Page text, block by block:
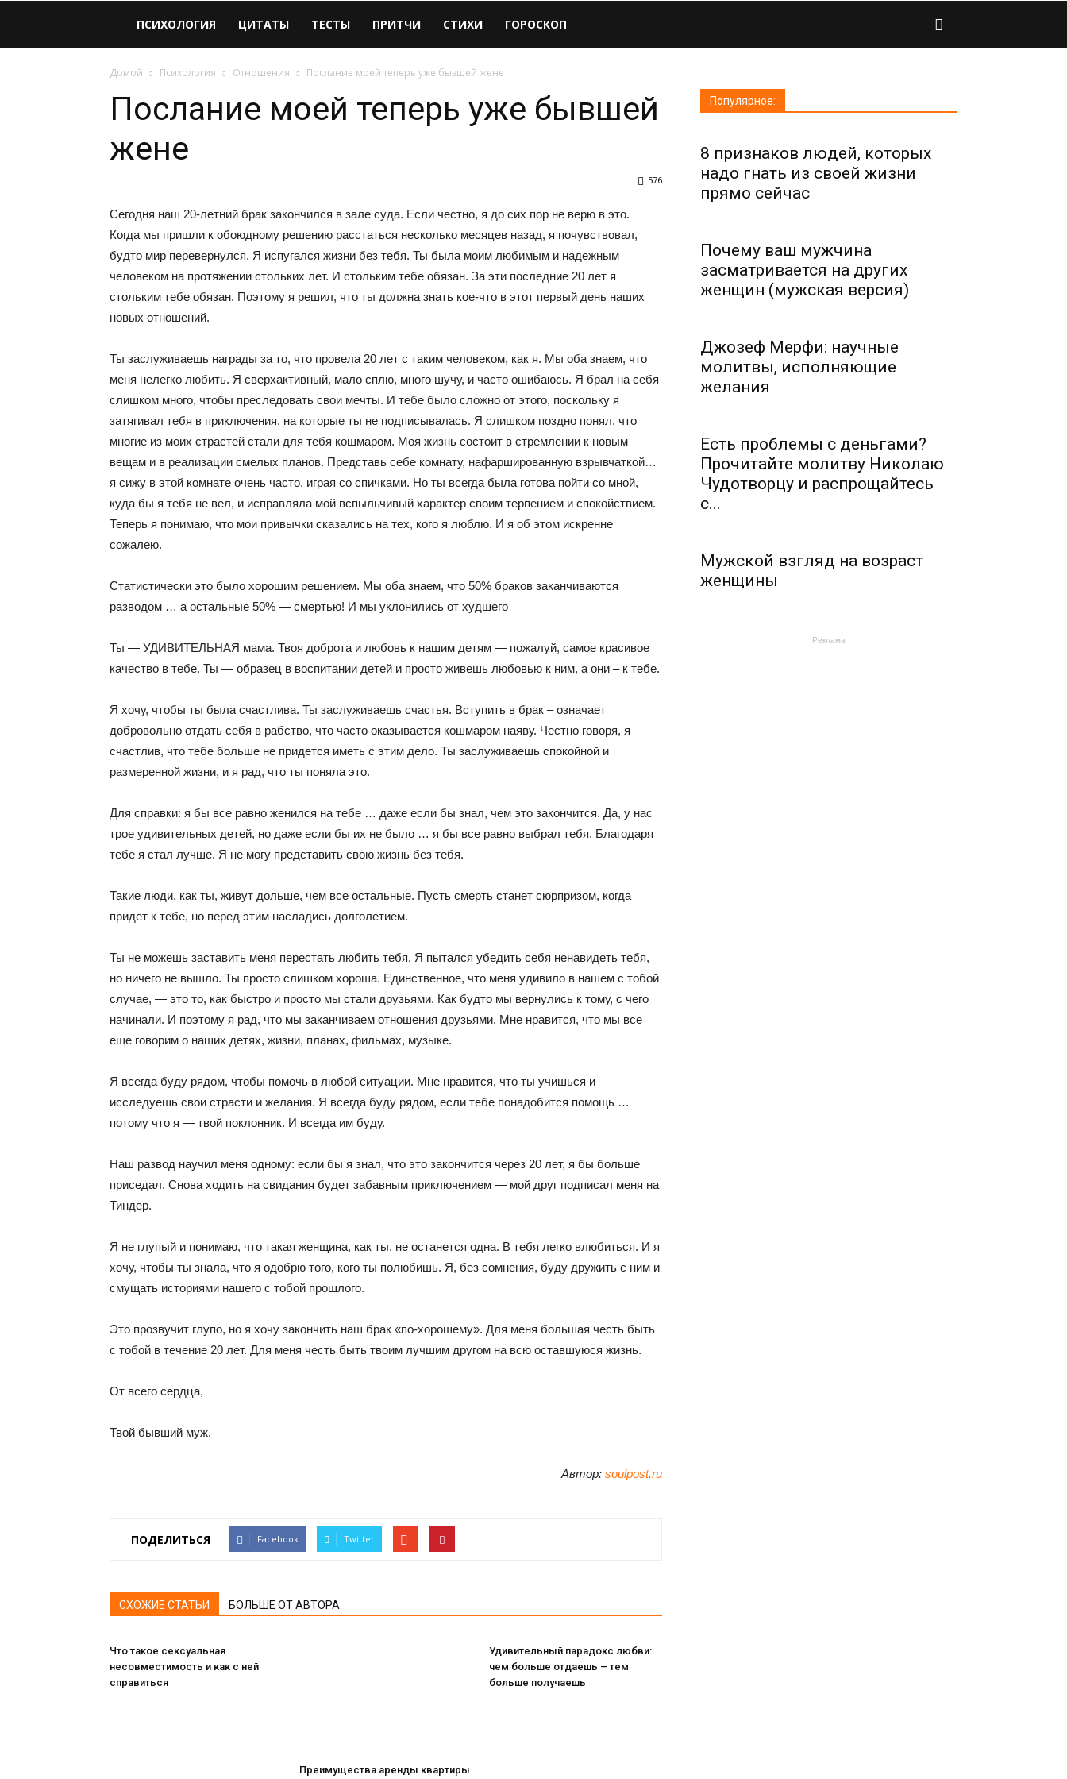
Виолайф
ПСИХОЛОГИЯ ЦИТАТЫ ТЕСТЫ ПРИТЧИ СТИХИ ГОРОСКОП
Домой Психология Отношения Послание моей теперь уже бывшей жене
Послание моей теперь уже бывшей
жене
576
Сегодня наш 20-летний брак закончился в зале суда. Если честно, я до сих пор не верю в это.
Когда мы пришли к обоюдному решению расстаться несколько месяцев назад, я почувствовал,
будто мир перевернулся. Я испугался жизни без тебя. Ты была моим любимым и надежным
человеком на протяжении стольких лет. И стольким тебе обязан. За эти последние 20 лет я
стольким тебе обязан. Поэтому я решил, что ты должна знать кое-что в этот первый день наших
новых отношений.
Ты заслуживаешь награды за то, что провела 20 лет с таким человеком, как я. Мы оба знаем, что
меня нелегко любить. Я сверхактивный, мало сплю, много шучу, и часто ошибаюсь. Я брал на себя
слишком много, чтобы преследовать свои мечты. И тебе было сложно от этого, поскольку я
затягивал тебя в приключения, на которые ты не подписывалась. Я слишком поздно понял, что
многие из моих страстей стали для тебя кошмаром. Моя жизнь состоит в стремлении к новым
вещам и в реализации смелых планов. Представь себе комнату, нафаршированную взрывчаткой…
я сижу в этой комнате очень часто, играя со спичками. Но ты всегда была готова пойти со мной,
куда бы я тебя не вел, и исправляла мой вспыльчивый характер своим терпением и спокойствием.
Теперь я понимаю, что мои привычки сказались на тех, кого я люблю. И я об этом искренне
сожалею.
Статистически это было хорошим решением. Мы оба знаем, что 50% браков заканчиваются
разводом … а остальные 50% — смертью! И мы уклонились от худшего
Ты — УДИВИТЕЛЬНАЯ мама. Твоя доброта и любовь к нашим детям — пожалуй, самое красивое
качество в тебе. Ты — образец в воспитании детей и просто живешь любовью к ним, а они – к тебе.
Я хочу, чтобы ты была счастлива. Ты заслуживаешь счастья. Вступить в брак – означает
добровольно отдать себя в рабство, что часто оказывается кошмаром наяву. Честно говоря, я
счастлив, что тебе больше не придется иметь с этим дело. Ты заслуживаешь спокойной и
размеренной жизни, и я рад, что ты поняла это.
Для справки: я бы все равно женился на тебе … даже если бы знал, чем это закончится. Да, у нас
трое удивительных детей, но даже если бы их не было … я бы все равно выбрал тебя. Благодаря
тебе я стал лучше. Я не могу представить свою жизнь без тебя.
Такие люди, как ты, живут дольше, чем все остальные. Пусть смерть станет сюрпризом, когда
придет к тебе, но перед этим насладись долголетием.
Ты не можешь заставить меня перестать любить тебя. Я пытался убедить себя ненавидеть тебя,
но ничего не вышло. Ты просто слишком хороша. Единственное, что меня удивило в нашем с тобой
случае, — это то, как быстро и просто мы стали друзьями. Как будто мы вернулись к тому, с чего
начинали. И поэтому я рад, что мы заканчиваем отношения друзьями. Мне нравится, что мы все
еще говорим о наших детях, жизни, планах, фильмах, музыке.
Я всегда буду рядом, чтобы помочь в любой ситуации. Мне нравится, что ты учишься и
исследуешь свои страсти и желания. Я всегда буду рядом, если тебе понадобится помощь …
потому что я — твой поклонник. И всегда им буду.
Наш развод научил меня одному: если бы я знал, что это закончится через 20 лет, я бы больше
приседал. Снова ходить на свидания будет забавным приключением — мой друг подписал меня на
Тиндер.
Я не глупый и понимаю, что такая женщина, как ты, не останется одна. В тебя легко влюбиться. И я
хочу, чтобы ты знала, что я одобрю того, кого ты полюбишь. Я, без сомнения, буду дружить с ним и
смущать историями нашего с тобой прошлого.
Это прозвучит глупо, но я хочу закончить наш брак «по-хорошему». Для меня большая честь быть
с тобой в течение 20 лет. Для меня честь быть твоим лучшим другом на всю оставшуюся жизнь.
От всего сердца,
Твой бывший муж.
Автор: soulpost.ru
ПОДЕЛИТЬСЯ Facebook Twitter
СХОЖИЕ СТАТЬИ БОЛЬШЕ ОТ АВТОРА
Что такое сексуальная
несовместимость и как с ней
справиться
Преимущества аренды квартиры
Удивительный парадокс любви:
чем больше отдаешь – тем
больше получаешь
Популярное:
8 признаков людей, которых
надо гнать из своей жизни
прямо сейчас
Почему ваш мужчина
засматривается на других
женщин (мужская версия)
Джозеф Мерфи: научные
молитвы, исполняющие
желания
Есть проблемы с деньгами?
Прочитайте молитву Николаю
Чудотворцу и распрощайтесь
с...
Мужской взгляд на возраст
женщины
Реклама